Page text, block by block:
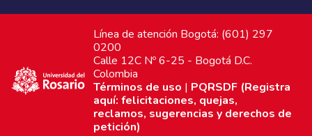
Línea de atención Bogotá: (601) 297
0200
Calle 12C Nº 6-25 - Bogotá D.C.
Colombia
Términos de uso | PQRSDF (Registra
aquí: felicitaciones, quejas,
reclamos, sugerencias y derechos de
petición)